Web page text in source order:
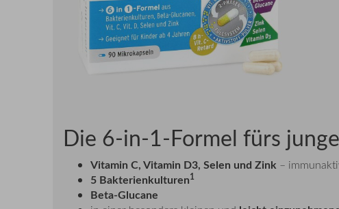
Die 6-in-1-Formel fürs
Vitamin C, Vitamin D3, Selen und Zink –
5 Bakterienkulturen1
Beta-Glucane